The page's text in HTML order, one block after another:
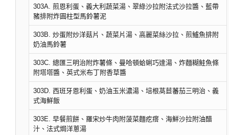
303A. 煎恩利蛋、義大利蔬菜湯、翠綠沙拉附法式沙拉醬、藍帶
豬排附炸圓柱型馬鈴薯泥
303B. 炒蛋附炒洋菇片、蔬菜片湯、高麗菜絲沙拉、煎鱸魚排附
奶油馬鈴薯
303C. 總匯三明治附炸薯條、曼哈頓蛤蜊巧達湯、炸麵糊鮭魚條
附塔塔醬、英式米布丁附香草醬
303D. 西班牙恩利蛋、奶油玉米濃湯、培根萵苣蕃茄三明治、義
式海鮮飯
303E. 早餐煎餅、羅宋炒牛肉附菠菜麵疙瘩、海鮮沙拉附油醋
汁、法式焗洋蔥湯